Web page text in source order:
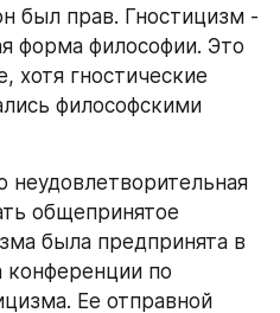
был прав. Гностицизм -
форма философии. Это
хотя гностические
философскими
неудовлетворительная
общепринятое
была предпринята в
конференции по
Ее отправной